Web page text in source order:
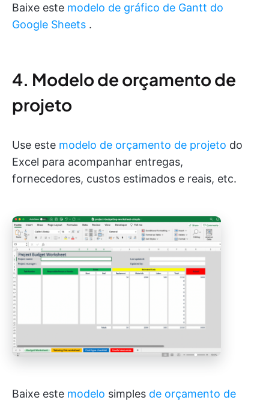
Baixe este modelo de gráfico de Gantt do
Google Sheets .
4. Modelo de orçamento de
projeto
Use este modelo de orçamento de projeto do
Excel para acompanhar entregas,
fornecedores, custos estimados e reais, etc.
Baixe este modelo simples de orçamento de